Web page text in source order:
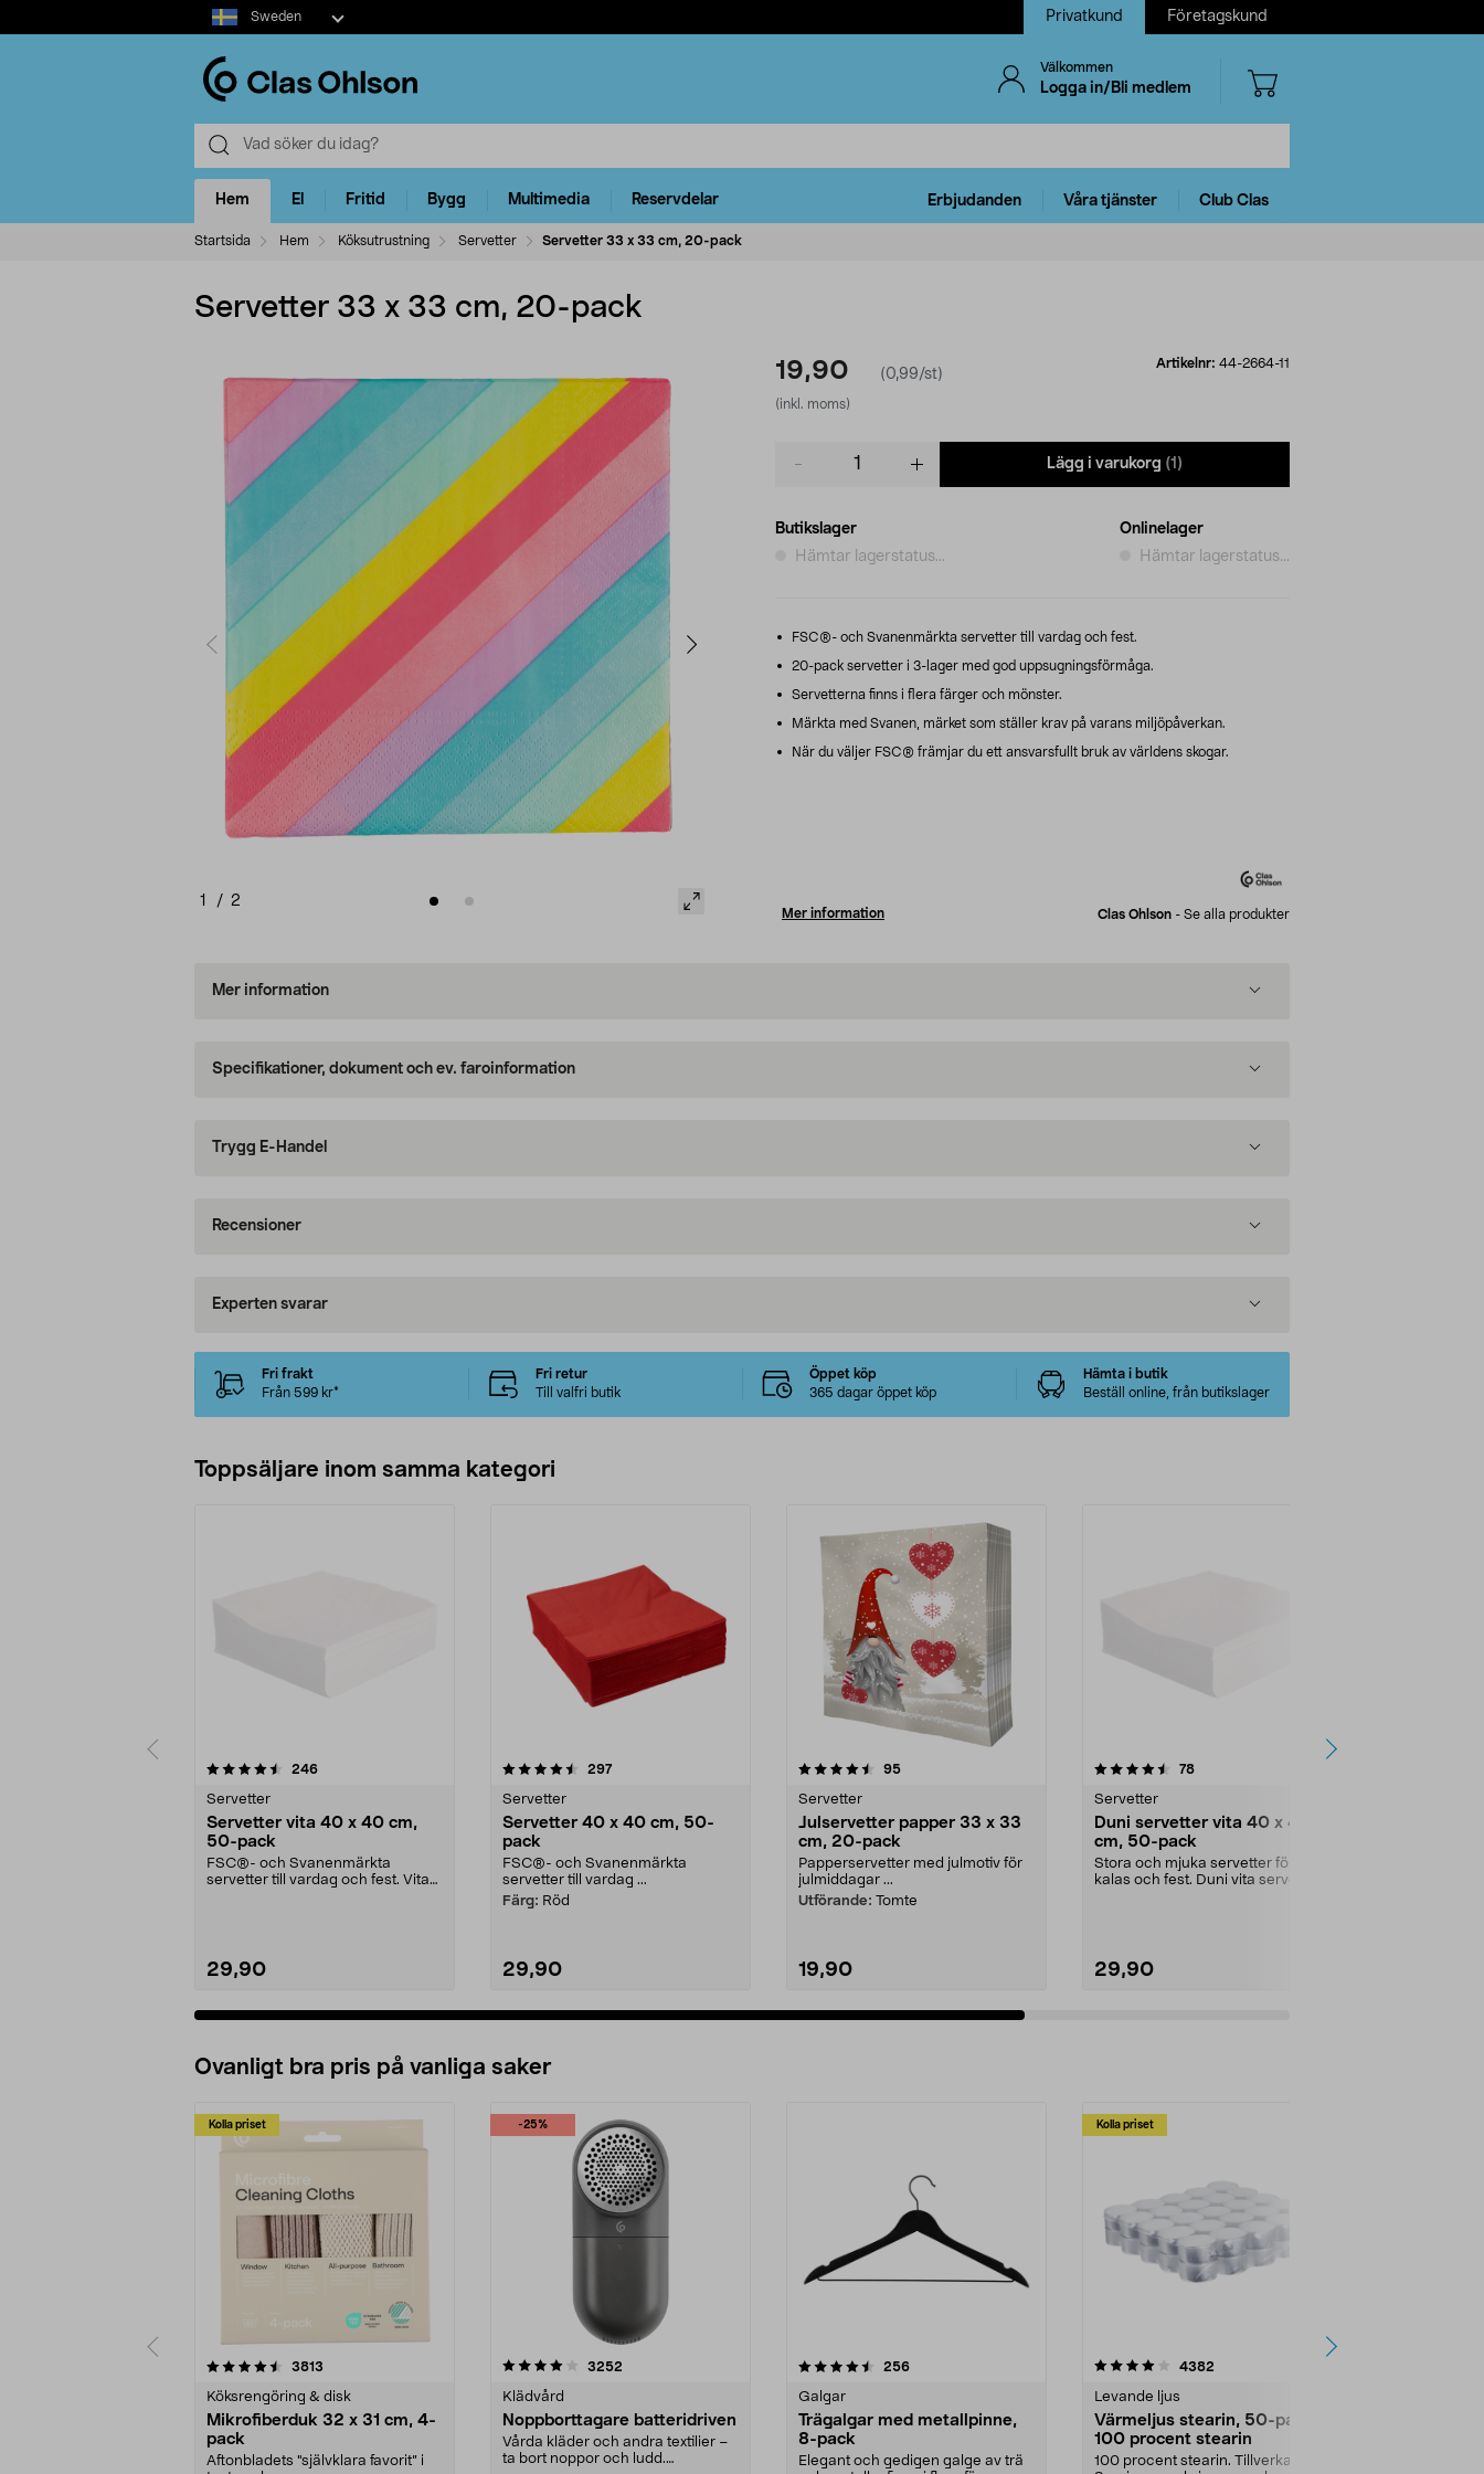
Select
market
Sweden Privatkund Företagskund
Välkommen
Logga in/Bli medlem
Hem El Fritid Bygg Multimedia Reservdelar Erbjudanden Våra tjänster Club Clas
Startsida Hem Köksutrustning Servetter Servetter 33 x 33 cm, 20-pack
Servetter 33 x 33 cm, 20-pack
1 / 2
19,90 (0,99/st)
(inkl. moms)
Artikelnr: 44-2664-11
Lägg i varukorg (1)
Butikslager
Hämtar lagerstatus...
Onlinelager
Hämtar lagerstatus...
FSC®- och Svanenmärkta servetter till vardag och fest.
20-pack servetter i 3-lager med god uppsugningsförmåga.
Servetterna finns i flera färger och mönster.
Märkta med Svanen, märket som ställer krav på varans miljöpåverkan.
När du väljer FSC® främjar du ett ansvarsfullt bruk av världens skogar.
Mer information Clas Ohlson - Se alla produkter
Mer information
Specifikationer, dokument och ev. faroinformation
Trygg E-Handel
Recensioner
Experten svarar
Fri frakt
Från 599 kr*
Fri retur
Till valfri butik
Öppet köp
365 dagar öppet köp
Hämta i butik
Beställ online, från butikslager
Toppsäljare inom samma kategori
246recensioner
Servetter
Servetter vita 40 x 40 cm,
50-pack
FSC®- och Svanenmärkta
servetter till vardag och fest. Vita
29,90
4.5 av 5 stjärnor 297recensioner
Servetter
Servetter 40 x 40 cm, 50-
pack
FSC®- och Svanenmärkta
servetter till vardag ...
Färg: Röd
29,90
4.5 av 5 stjärnor 95recensioner
Servetter
Julservetter papper 33 x 33
cm, 20-pack
Papperservetter med julmotiv för
julmiddagar ...
Utförande: Tomte
19,90
4.5 av 5 stjärnor 78recensioner
Servetter
Duni servetter vita 40 x 40
cm, 50-pack
Stora och mjuka servetter för
kalas och fest. Duni vita servetter i
29,90
4.5 av 5 stjärnor
Ovanligt bra pris på vanliga saker
Kolla priset
3813
Köksrengöring & disk
Mikrofiberduk 32 x 31 cm, 4-
pack
Aftonbladets "självklara favorit” i
-25%
4.0av 5 stjärnor 3252
Klädvård
Noppborttagare batteridriven
Vårda kläder och andra textilier –
ta bort noppor och ludd.
4.5av 5 stjärnor 256recensioner
Galgar
Trägalgar med metallpinne,
8-pack
Elegant och gedigen galge av trä
Kolla priset
4.0av 5 stjärnor 4382
Levande ljus
Värmeljus stearin, 50-pack,
100 procent stearin
100 procent stearin. Tillverkade i
4.5av 5 stjärnor